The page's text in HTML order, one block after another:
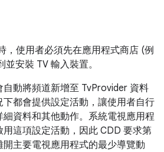
，使用者必須先在應用程式商店 (例
安裝 TV 輸入裝置。
動將頻道新增至 TvProvider 資料
都會提供設定活動，讓使用者自行
資料和其他動作。系統電視應用程
這項設定活動，因此 CDD 要求第
主要電視應用程式的最少導覽動